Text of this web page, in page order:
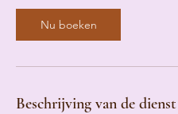
Nu boeken
Beschrijving van de dienst